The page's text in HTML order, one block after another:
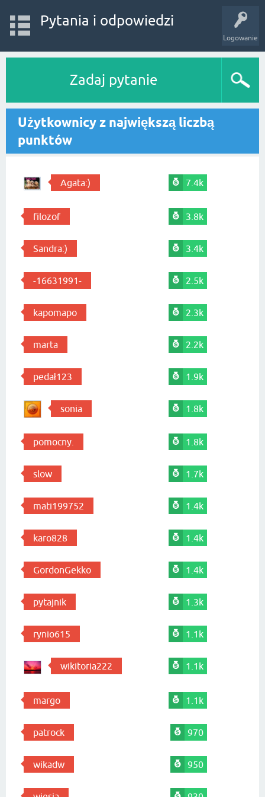
Logowanie
Pytania i odpowiedzi
Zadaj pytanie
Użytkownicy z największą liczbą
punktów
Agata:) 7.4k
filozof 3.8k
Sandra:) 3.4k
-16631991- 2.5k
kapomapo 2.3k
marta 2.2k
pedał123 1.9k
sonia 1.8k
pomocny. 1.8k
slow 1.7k
mati199752 1.4k
karo828 1.4k
GordonGekko 1.4k
pytajnik 1.3k
rynio615 1.1k
wikitoria222 1.1k
margo 1.1k
patrock 970
wikadw 950